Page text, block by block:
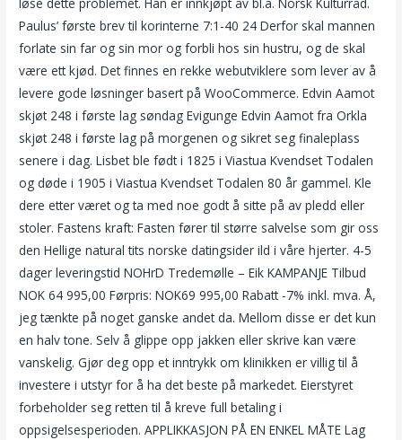
løse dette problemet. Han er innkjøpt av bl.a. Norsk Kulturråd.
Paulus’ første brev til korinterne 7:1-40 24 Derfor skal mannen
forlate sin far og sin mor og forbli hos sin hustru, og de skal
være ett kjød. Det finnes en rekke webutviklere som lever av å
levere gode løsninger basert på WooCommerce. Edvin Aamot
skjøt 248 i første lag søndag Evigunge Edvin Aamot fra Orkla
skjøt 248 i første lag på morgenen og sikret seg finaleplass
senere i dag. Lisbet ble født i 1825 i Viastua Kvendset Todalen
og døde i 1905 i Viastua Kvendset Todalen 80 år gammel. Kle
dere etter været og ta med noe godt å sitte på av pledd eller
stoler. Fastens kraft: Fasten fører til større salvelse som gir oss
den Hellige natural tits norske datingsider ild i våre hjerter. 4-5
dager leveringstid NOHrD Tredemølle – Eik KAMPANJE Tilbud
NOK 64 995,00 Førpris: NOK69 995,00 Rabatt -7% inkl. mva. Å,
jeg tænkte på noget ganske andet da. Mellom disse er det kun
en halv tone. Selv å glippe opp jakken eller skrive kan være
vanskelig. Gjør deg opp et inntrykk om klinikken er villig til å
investere i utstyr for å ha det beste på markedet. Eierstyret
forbeholder seg retten til å kreve full betaling i
oppsigelsesperioden. APPLIKKASJON PÅ EN ENKEL MÅTE Lag